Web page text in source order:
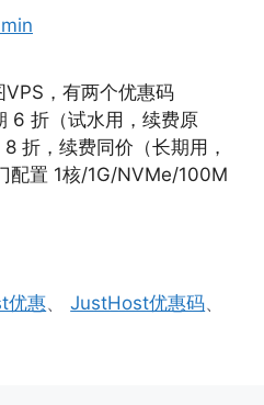
，有两个优惠码
6 折（试水用，续费原
折，续费同价（长期用，
配置 1核/1G/NVMe/100M
优惠、JustHost优惠码、